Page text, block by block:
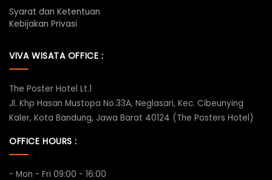
Syarat dan Ketentuan
Kebijakan Privasi
VIVA WISATA OFFICE :
The Poster Hotel Lt.1
Jl. Khp Hasan Mustopa No.33A, Neglasari, Kec. Cibeunying
Kaler, Kota Bandung, Jawa Barat 40124 (The Posters Hotel)
OFFICE HOURS :
- Mon - Fri 09:00 - 16:00